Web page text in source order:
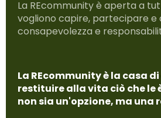
La REcommunity è aperta a
vogliono capire, partecipare e
consapevolezza e
La REcommunity è la casa
restituire alla vita ciò che
non sia un'opzione, ma una